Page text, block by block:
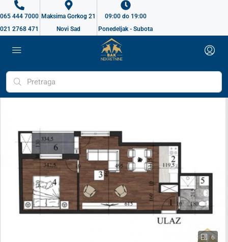
065 444 7000
021 2768 471
Maksima Gorkog 21
Novi Sad
09:00 do 19:00
Ponedeljak - Subota
6